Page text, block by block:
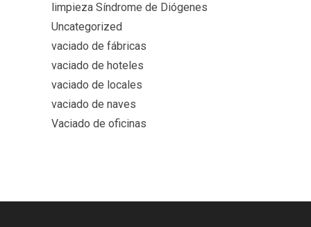
limpieza Síndrome de Diógenes
Uncategorized
vaciado de fábricas
vaciado de hoteles
vaciado de locales
vaciado de naves
Vaciado de oficinas